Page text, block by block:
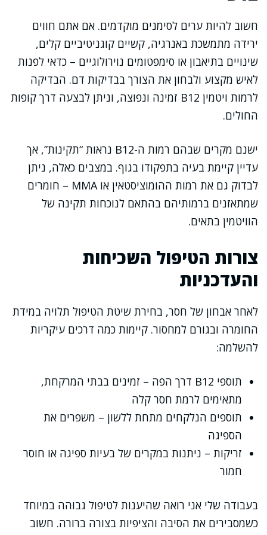
חשוב להיות ערים לסימנים מוקדמים. אם אתם חווים
ירידה מתמשכת באנרגיה, קשיים קוגניטיביים קלים,
שינויים בתיאבון או סימפטומים נוירולוגיים – כדאי לפנות
לאיש מקצוע ולבחון את הצורך בבדיקות דם. הבדיקה
לרמות ויטמין B12 זמינה ונפוצה, וניתן לבצעה דרך קופות
החולים.
ישנם מקרים שבהם רמות ה-B12 נראות “תקינות”, אך
עדיין קיימת בעיה בתפקודו בגוף. במצבים כאלה, ניתן
לבדוק גם את רמות ההומוציסטאין או MMA – חומרים
שמתאזנים ברמותיהם בהתאם לנוכחות תקינה של
הוויטמין בתאים.
צורות הטיפול השכיחות
והעדכניות
לאחר אבחון של חסר, בחירת שיטת הטיפול תלויה במידת
החומרה ובגורם למחסור. קיימות כמה דרכים עיקריות
להשלמה:
תוספי B12 דרך הפה – זמינים בבתי המרקחת,
מתאימים לרמת חסר קלה
תוספים הנלקחים מתחת ללשון – משפרים את
הספיגה
זריקות – ניתנות במקרים של בעיות ספיגה או חוסר
חמור
בעבודה שלי אני רואה שהיענות לטיפול גבוהה במיוחד
כשמסבירים את הסיבה והציפיות בצורה ברורה. חשוב